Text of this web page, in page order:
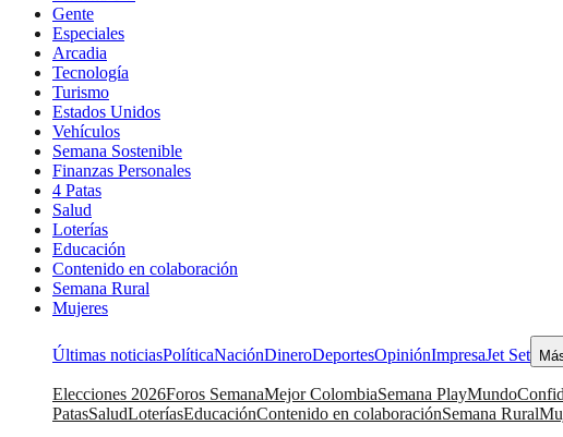
Gente
Especiales
Arcadia
Tecnología
Turismo
Estados Unidos
Vehículos
Semana Sostenible
Finanzas Personales
4 Patas
Salud
Loterías
Educación
Contenido en colaboración
Semana Rural
Mujeres
Últimas noticiasPolíticaNaciónDineroDeportesOpiniónImpresaJet Set
Elecciones 2026Foros SemanaMejor ColombiaSemana PlayMundo
PatasSaludLoteríasEducaciónContenido en colaboraciónSemana Rural